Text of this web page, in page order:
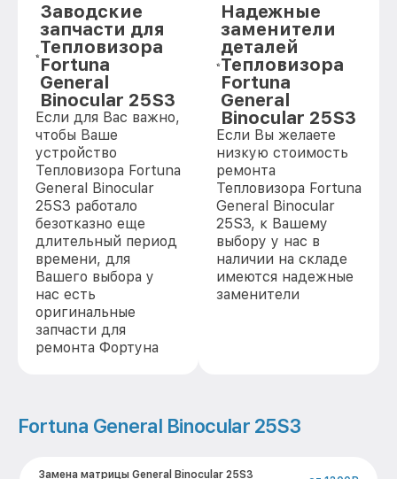
Заводские
запчасти для
Тепловизора
Fortuna
General
Binocular 25S3
Если для Вас важно,
чтобы Ваше
устройство
Тепловизора Fortuna
General Binocular
25S3 работало
безотказно еще
длительный период
времени, для
Вашего выбора у
нас есть
оригинальные
запчасти для
ремонта Фортуна
Надежные
заменители
деталей
Тепловизора
Fortuna
General
Binocular 25S3
Если Вы желаете
низкую стоимость
ремонта
Тепловизора Fortuna
General Binocular
25S3, к Вашему
выбору у нас в
наличии на складе
имеются надежные
заменители
Fortuna General Binocular 25S3
Замена матрицы General Binocular 25S3